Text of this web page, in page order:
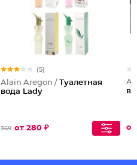
(5)
Alain Aregon / Туалетная
вода Lady
369 от 280 ₽ от